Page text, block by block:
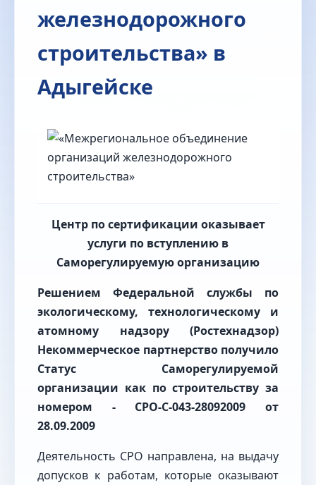
железнодорожного
строительства» в
Адыгейске
Центр по сертификации оказывает
услуги по вступлению в
Саморегулируемую организацию
Решением Федеральной службы по
экологическому, технологическому и
атомному надзору (Ростехнадзор)
Некоммерческое партнерство получило
Статус Саморегулируемой
организации как по строительству за
номером - СРО-С-043-28092009от
28.09.2009
Деятельность СРО направлена, на выдачу
допусков к работам, которые оказывают